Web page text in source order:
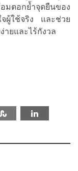
ตอกย้ำจุดยืนของ
จผู้ใช้จริง และช่วย
ายและไร้กังวล